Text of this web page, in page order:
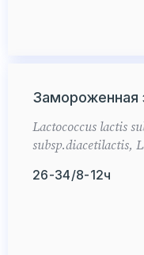
Замороженная
Lactococcus lactis
subsp.diacetilactis,
26-34/8-12ч